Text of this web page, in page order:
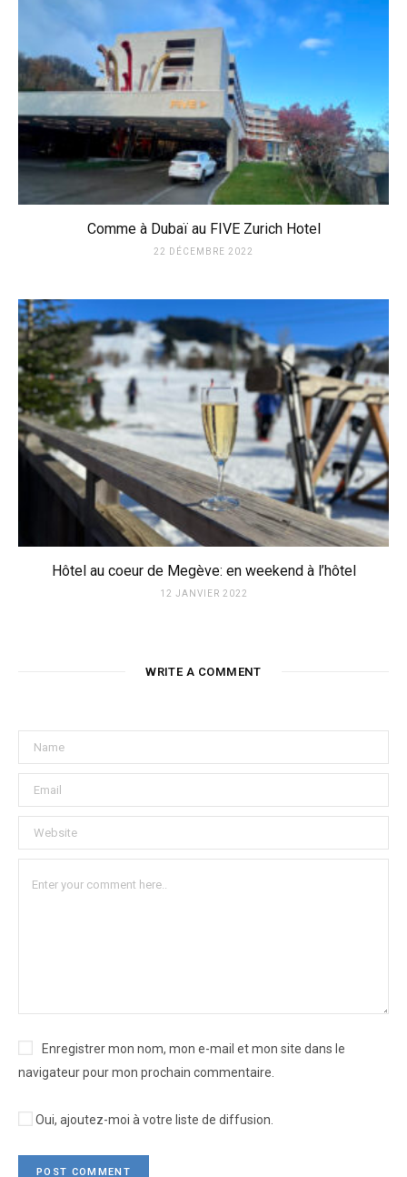
Comme à Dubaï au FIVE Zurich Hotel
22 DÉCEMBRE 2022
Hôtel au coeur de Megève: en weekend à l’hôtel
12 JANVIER 2022
WRITE A COMMENT
Enregistrer mon nom, mon e-mail et mon site dans le
navigateur pour mon prochain commentaire.
Oui, ajoutez-moi à votre liste de diffusion.